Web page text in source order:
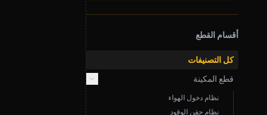
أقسام القطع
كل التصنيفات
قطع المكينة
نظام دخول الهواء
نظام حقن الوقود